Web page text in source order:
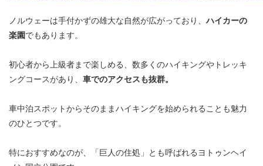
ノルウェーは手付かずの雄大な自然が広がっており、ハイカーの
楽園でもあります。
初心者から上級者まで楽しめる、数多くのハイキングやトレッキ
ングコースがあり、 車でのアクセスも抜群。
車中泊スポットからそのままハイキングを始められることも魅力
のひとつです。
特におすすめなのが、「巨人の住処」とも呼ばれるヨトゥンヘイ